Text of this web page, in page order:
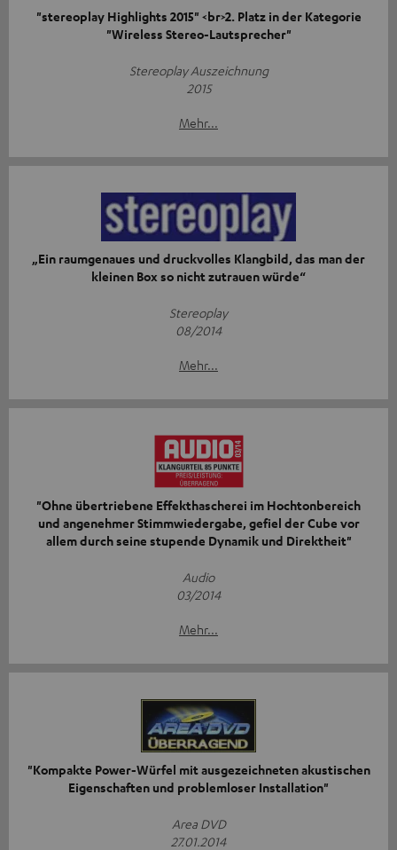
"stereoplay Highlights 2015" <br>2. Platz in der Kategorie
"Wireless Stereo-Lautsprecher"
Stereoplay Auszeichnung
2015
Mehr...
„Ein raumgenaues und druckvolles Klangbild, das man der
kleinen Box so nicht zutrauen würde“
Stereoplay
08/2014
Mehr...
"Ohne übertriebene Effekthascherei im Hochtonbereich
und angenehmer Stimmwiedergabe, gefiel der Cube vor
allem durch seine stupende Dynamik und Direktheit"
Audio
03/2014
Mehr...
"Kompakte Power-Würfel mit ausgezeichneten akustischen
Eigenschaften und problemloser Installation"
Area DVD
27.01.2014